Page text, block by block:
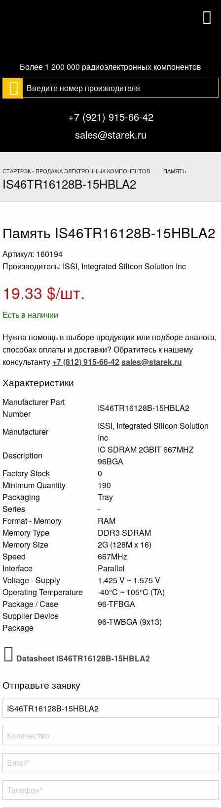
Более 1 200 000 радиоэлектронных компонентов
+7 (921) 915-66-42
sales@starek.ru
СТАРТРЭК - ПРОДАЖА ЭЛЕКТРОННЫХ КОМПОНЕНТОВ ПАМЯТЬ
IS46TR16128B-15HBLA2
Память IS46TR16128B-15HBLA2
Артикул: 160194
Производитель: ISSI, Integrated Silicon Solution Inc
19.33 $/шт.
Есть в наличии
Нужна помощь в выборе продукции или подборе аналога,
способах оплаты и доставки? Обратитесь к нашему
консультанту +7 (812) 915-66-42sales@starek.ru
Характеристики
Manufacturer Part
Number
IS46TR16128B-15HBLA2
Manufacturer
ISSI, Integrated Silicon Solution
Inc
Description
IC SDRAM 2GBIT 667MHZ
96BGA
Factory Stock
0
Minimum Quantity
190
Packaging
Tray
Series
-
Format - Memory
RAM
Memory Type
DDR3 SDRAM
Memory Size
2G (128M x 16)
Speed
667MHz
Interface
Parallel
Voltage - Supply
1.425 V ~ 1.575 V
Operating Temperature
-40°C ~ 105°C (TA)
Package / Case
96-TFBGA
Supplier Device
Package
96-TWBGA (9x13)
Datasheet IS46TR16128B-15HBLA2
Отправьте заявку